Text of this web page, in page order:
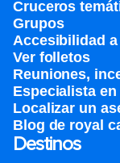
Cruceros
Grupos
Accesibilidad
Ver folletos
Reuniones,
Especialista
Localizar un
Blog de royal
Destinos